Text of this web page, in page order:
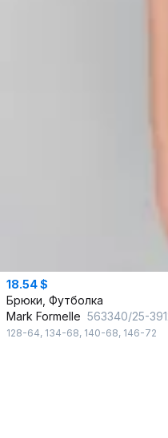
18.54 $
Брюки, Футболка
Mark Formelle 563340/25-
128-64, 134-68, 140-68, 146-72